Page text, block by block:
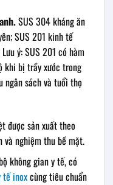
SUS 304 kháng ăn
SUS 201 kinh tế
ý: SUS 201 có hàm
khi bị trầy xước trong
ngân sách và tuổi thọ
được sản xuất theo
và nghiệm thu bề mặt.
không gian y tế, có
inoxcùng tiêu chuẩn